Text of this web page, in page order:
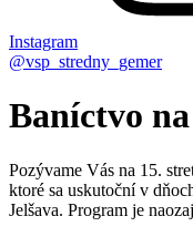
Instagram
@vsp_stredny_gemer
Baníctvo
Pozývame Vás na 15.
ktoré sa uskutoční v
Jelšava. Program je